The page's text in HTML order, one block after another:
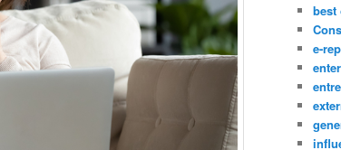
best
e-